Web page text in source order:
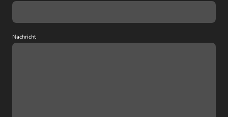
Nachricht